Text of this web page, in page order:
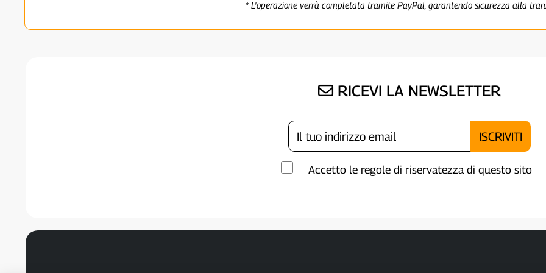
* L'operazione verrà completata tramite PayPal, garantendo sicurezza alla
RICEVI LA NEWSLETTER
Accetto le regole di riservatezza di questo sito